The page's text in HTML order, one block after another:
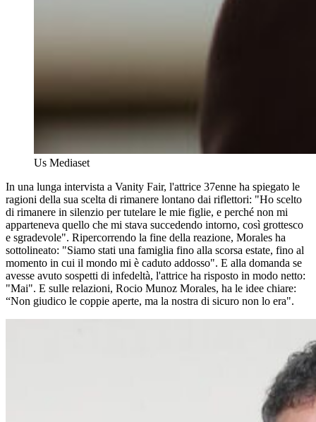
Us Mediaset
In una lunga intervista a Vanity Fair, l'attrice 37enne ha spiegato le
ragioni della sua scelta di rimanere lontano dai riflettori: "Ho scelto
di rimanere in silenzio per tutelare le mie figlie, e perché non mi
apparteneva quello che mi stava succedendo intorno, così grottesco
e sgradevole". Ripercorrendo la fine della reazione, Morales ha
sottolineato: "Siamo stati una famiglia fino alla scorsa estate, fino al
momento in cui il mondo mi è caduto addosso". E alla domanda se
avesse avuto sospetti di infedeltà, l'attrice ha risposto in modo netto:
"Mai". E sulle relazioni, Rocio Munoz Morales, ha le idee chiare:
“Non giudico le coppie aperte, ma la nostra di sicuro non lo era".